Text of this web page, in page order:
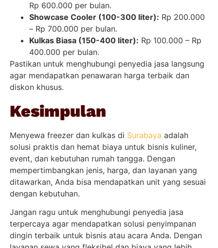
Rp 600.000 per bulan.
Showcase Cooler (100-300 liter): Rp 200.000
– Rp 700.000 per bulan.
Kulkas Biasa (150-400 liter): Rp 100.000 – Rp
400.000 per bulan.
Pastikan untuk menghubungi penyedia jasa langsung
agar mendapatkan penawaran harga terbaik dan
diskon khusus.
Kesimpulan
Menyewa freezer dan kulkas di Surabaya adalah
solusi praktis dan hemat biaya untuk bisnis kuliner,
event, dan kebutuhan rumah tangga. Dengan
mempertimbangkan jenis, harga, dan layanan yang
ditawarkan, Anda bisa mendapatkan unit yang sesuai
dengan kebutuhan.
Jangan ragu untuk menghubungi penyedia jasa
terpercaya agar mendapatkan solusi penyimpanan
dingin terbaik untuk bisnis atau acara Anda. Dengan